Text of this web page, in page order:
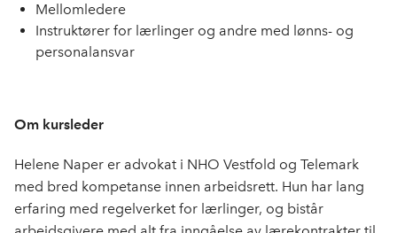
Mellomledere
Instruktører for lærlinger og andre med lønns- og
personalansvar
Om kursleder
Helene Naper er advokat i NHO Vestfold og Telemark
med bred kompetanse innen arbeidsrett. Hun har lang
erfaring med regelverket for lærlinger, og bistår